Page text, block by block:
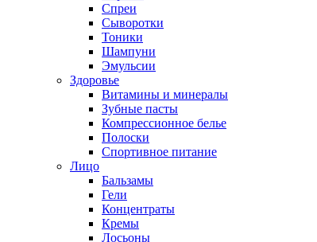
Спреи
Сыворотки
Тоники
Шампуни
Эмульсии
Здоровье
Витамины и минералы
Зубные пасты
Компрессионное белье
Полоски
Спортивное питание
Лицо
Бальзамы
Гели
Концентраты
Кремы
Лосьоны